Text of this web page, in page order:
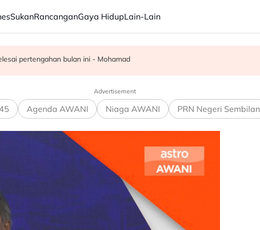
SukanRancanganGaya HidupLain-Lain
dalam tempoh lima tahun - KKM
pertengahan bulan ini - Mohamad
rumah rakyat Palestin
Advertisement
Agenda AWANI Niaga AWANI PRN Negeri Sembilan